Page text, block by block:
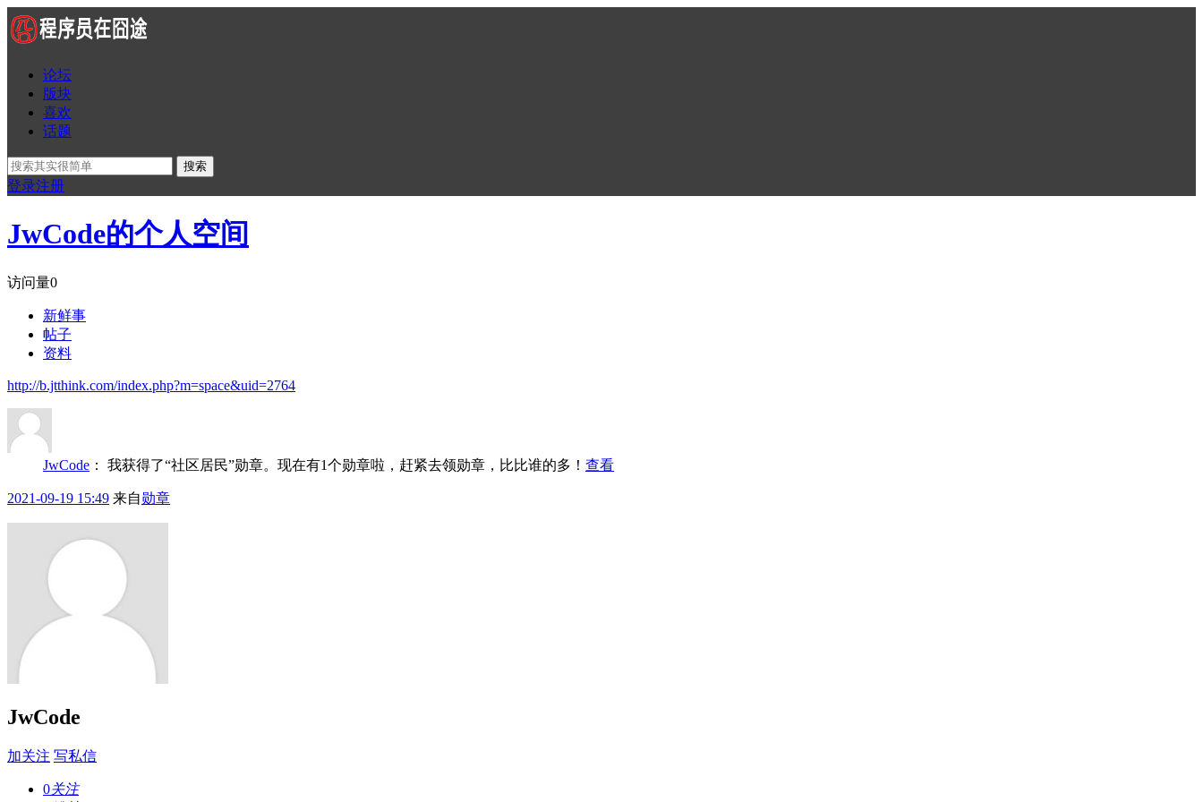
论坛
版块
喜欢
话题
搜索
登录注册
JwCode的个人空间
访问量0
新鲜事
帖子
资料
http://b.jtthink.com/index.php?m=space&uid=2764
JwCode ： 我获得了“社区居民”勋章。现在有1个勋章啦，赶紧去领勋章，比比谁的多！ 查看
2021-09-19 15:49 来自勋章
JwCode
加关注 写私信
0关注